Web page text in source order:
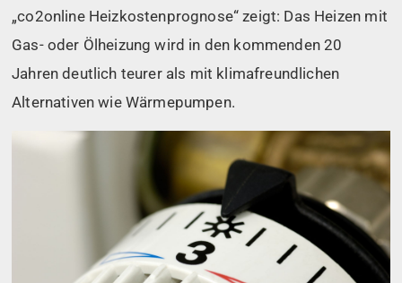
„co2online Heizkostenprognose“ zeigt: Das Heizen mit
Gas- oder Ölheizung wird in den kommenden 20
Jahren deutlich teurer als mit klimafreundlichen
Alternativen wie Wärmepumpen.